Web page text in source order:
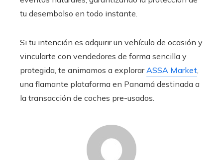
tu desembolso en todo instante.
Si tu intención es adquirir un vehículo de ocasión y
vincularte con vendedores de forma sencilla y
protegida, te animamos a explorarASSA Market,
una flamante plataforma en Panamá destinada a
la transacción de coches pre-usados.